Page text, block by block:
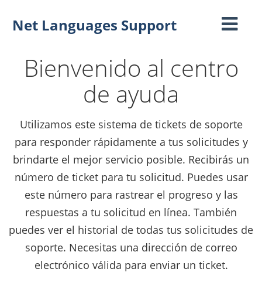
Net Languages Support Toggle
Bienvenido al centro
de ayuda
Utilizamos este sistema de tickets de soporte
para responder rápidamente a tus solicitudes y
brindarte el mejor servicio posible. Recibirás un
número de ticket para tu solicitud. Puedes usar
este número para rastrear el progreso y las
respuestas a tu solicitud en línea. También
puedes ver el historial de todas tus solicitudes de
soporte. Necesitas una dirección de correo
electrónico válida para enviar un ticket.